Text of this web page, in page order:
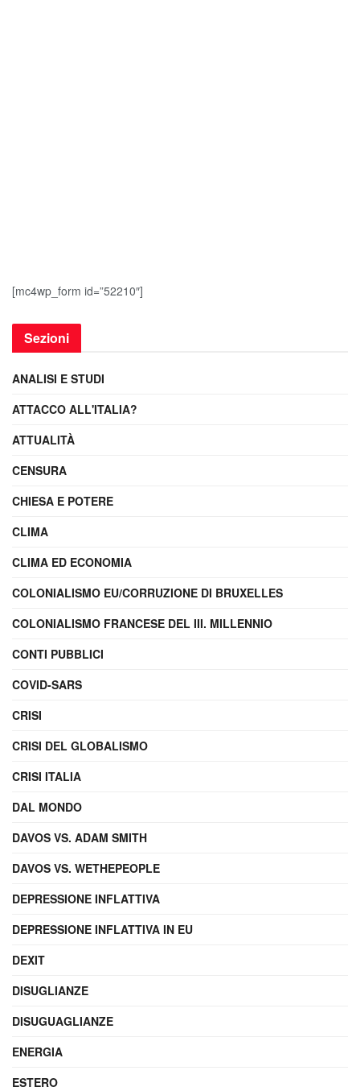
[mc4wp_form id=”52210″]
Sezioni
ANALISI E STUDI
ATTACCO ALL'ITALIA?
ATTUALITÀ
CENSURA
CHIESA E POTERE
CLIMA
CLIMA ED ECONOMIA
COLONIALISMO EU/CORRUZIONE DI BRUXELLES
COLONIALISMO FRANCESE DEL III. MILLENNIO
CONTI PUBBLICI
COVID-SARS
CRISI
CRISI DEL GLOBALISMO
CRISI ITALIA
DAL MONDO
DAVOS VS. ADAM SMITH
DAVOS VS. WETHEPEOPLE
DEPRESSIONE INFLATTIVA
DEPRESSIONE INFLATTIVA IN EU
DEXIT
DISUGLIANZE
DISUGUAGLIANZE
ENERGIA
ESTERO